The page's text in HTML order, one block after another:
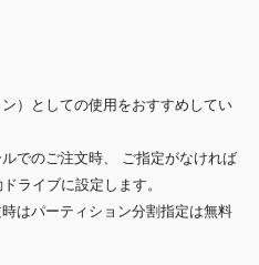
）としての使用をおすすめしてい
でのご注文時、 ご指定がなければ
ライブに設定します。
はパーティション分割指定は無料